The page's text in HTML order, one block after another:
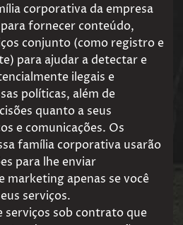
corporativa da empresa
fornecer conteúdo,
conjunto (como registro e
para ajudar a detectar e
ilegais e
políticas, além de
quanto a seus
e comunicações. Os
família corporativa usarão
para lhe enviar
marketing apenas se você
serviços.
serviços sob contrato que